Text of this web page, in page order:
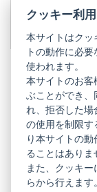
リコーイメージ
（新
し
い
タ
ブ
で
開
く）
の
公
式
し
いGR
クッキー利
本サイトはクッ
トの動作に必
使われます。
本サイトのお客
ぶことができ、
れ、拒否した
の使用を制限す
り本サイトの
ることはありま
また、クッキ
らから行えます